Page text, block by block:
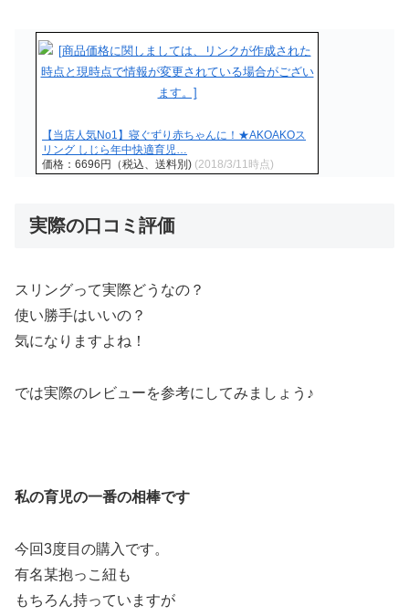
【当店人気No1】寝ぐずり赤ちゃんに！★AKOAKOス
リング しじら年中快適育児…
価格：6696円（税込、送料別) (2018/3/11時点)
実際の口コミ評価
スリングって実際どうなの？
使い勝手はいいの？
気になりますよね！
では実際のレビューを参考にしてみましょう♪
私の育児の一番の相棒です
今回3度目の購入です。
有名某抱っこ紐も
もちろん持っていますが